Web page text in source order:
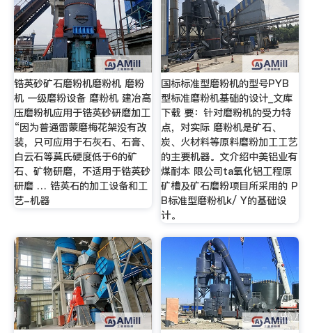
锆英砂矿石磨粉机磨粉机 磨粉
机 一级磨粉设备 磨粉机 建冶高
压磨粉机应用于锆英砂研磨加工
“因为普通雷蒙磨梅花架没有改
装，只可应用于石灰石、石膏、
白云石等莫氏硬度低于6的矿
石、矿物研磨，不适用于锆英砂
研磨 … 锆英石的加工设备和工
艺-机器
国标标准型磨粉机的型号PYB
型标准磨粉机基础的设计_文库
下载 要：针对磨粉机的受力特
点，对实际 磨粉机是矿石、
炭、火材料等原料磨粉加工工艺
的主要机器。文介绍中美铝业有
煤耐本 限公司ta氧化铝工程原
矿槽及矿石磨粉项目所采用的 P
B标准型磨粉机k/ Y的基础设
计。